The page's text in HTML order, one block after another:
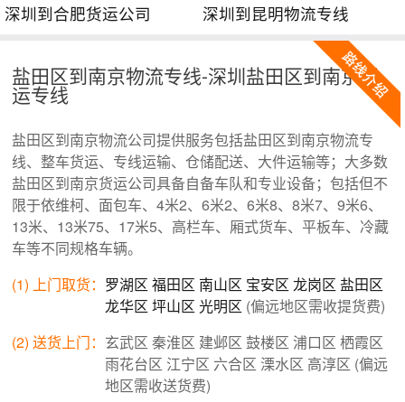
深圳到合肥货运公司
深圳到昆明物流专线
盐田区到南京物流专线-深圳盐田区到南京货
运专线
盐田区到南京物流公司提供服务包括盐田区到南京物流专
线、整车货运、专线运输、仓储配送、大件运输等；大多数
盐田区到南京货运公司具备自备车队和专业设备；包括但不
限于依维柯、面包车、4米2、6米2、6米8、8米7、9米6、
13米、13米75、17米5、高栏车、厢式货车、平板车、冷藏
车等不同规格车辆。
(1) 上门取货： 罗湖区 福田区 南山区 宝安区 龙岗区 盐田区
龙华区 坪山区 光明区 (偏远地区需收提货费)
(2) 送货上门： 玄武区 秦淮区 建邺区 鼓楼区 浦口区 栖霞区
雨花台区 江宁区 六合区 溧水区 高淳区 (偏远
地区需收送货费)